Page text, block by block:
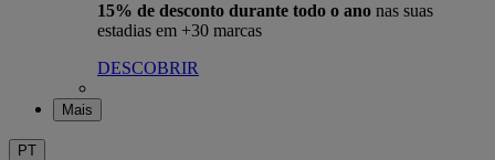
15% de desconto durante todo o ano nas suas
estadias em +30 marcas
DESCOBRIR
Mais
PT